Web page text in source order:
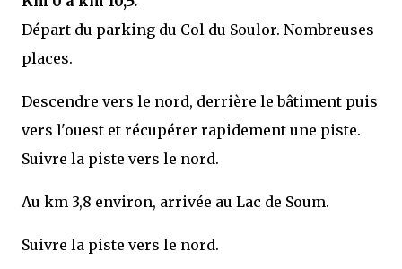
Départ du parking du Col du Soulor. Nombreuses
places.
Descendre vers le nord, derrière le bâtiment puis
vers l'ouest et récupérer rapidement une piste.
Suivre la piste vers le nord.
Au km 3,8 environ, arrivée au Lac de Soum.
Suivre la piste vers le nord.